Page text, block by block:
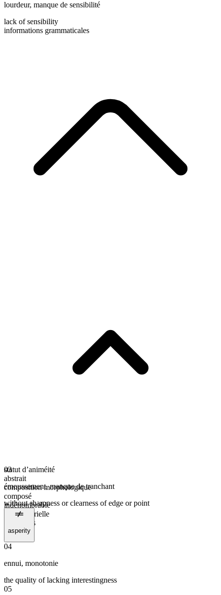
lourdeur, manque de sensibilité
lack of sensibility
informations grammaticales
statut d’animéité
abstrait
composition morphologique
composé
indénombrable
forme plurielle
dullnesses
03
émoussement,manque de tranchant
without sharpness or clearness of edge or point
asperity
04
ennui, monotonie
the quality of lacking interestingness
05